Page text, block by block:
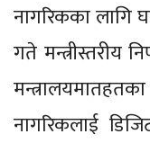
नागरिकका लागि
गते मन्त्रीस्तरीय
नागरिकलाई